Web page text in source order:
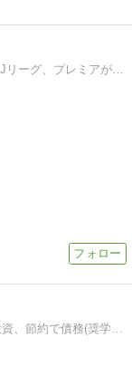
おっさんサラリーマンがサッカーを語りますJリーグ、プレミアが中心。日本でのサッカーの地位向上を願ったBlogです。
院卒4年目アラサーサラリーマンです株式投資、節約で債務(奨学金)500万円の返済！